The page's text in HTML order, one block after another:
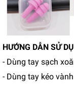
HƯỚNG DẪN SỬ
- Dùng tay sạch
- Dùng tay kéo